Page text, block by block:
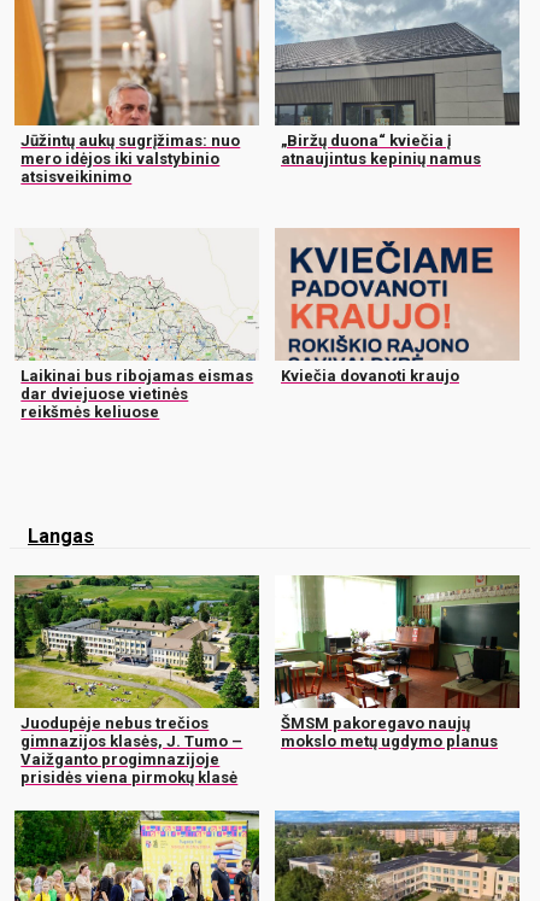
Jūžintų aukų sugrįžimas: nuo
mero idėjos iki valstybinio
atsisveikinimo
„Biržų duona“ kviečia į
atnaujintus kepinių namus
Laikinai bus ribojamas eismas
dar dviejuose vietinės
reikšmės keliuose
Kviečia dovanoti kraujo
Langas
Juodupėje nebus trečios
gimnazijos klasės, J. Tumo –
Vaižganto progimnazijoje
prisidės viena pirmokų klasė
ŠMSM pakoregavo naujų
mokslo metų ugdymo planus